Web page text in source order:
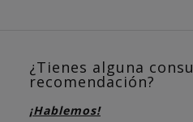
¿Tienes alguna
recomendación?
¡Hablemos!